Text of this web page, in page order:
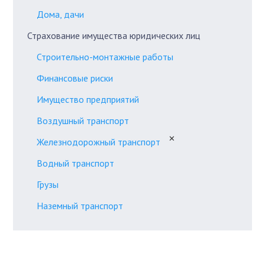
Дома, дачи
Страхование имущества юридических лиц
Строительно-монтажные работы
Финансовые риски
Имущество предприятий
Воздушный транспорт
Железнодорожный транспорт
✕
Водный транспорт
Грузы
Наземный транспорт